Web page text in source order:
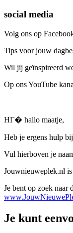
social media
Volg ons op
Tips voor jouw
Wil jij geïnspireerd
Op ons YouTube
HГ� hallo maatje,
Heb je ergens hulp
Vul hierboven je
Jouwnieuweplek.nl
Je bent op zoek naar
Je kunt